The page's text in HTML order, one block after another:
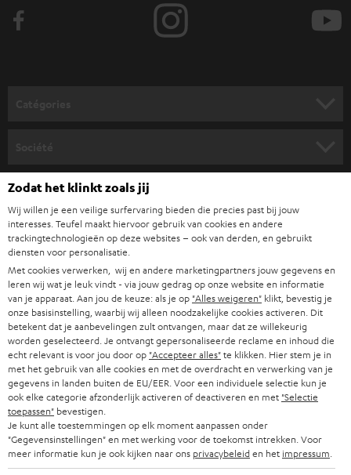
z
à
l
a
n
e
w
s
l
e
t
t
e
r
SYSTEMES COMPLETS HOME CINEMA
BARRES DE SON
STEREO
SMART HOME
BLUETOOTH
CASQUES AUDIO
CASQUES BLUETOOTH AUDIO
SYSTEMES COMPLETS
HAUT PARLEURS
SUPPORT
CARRIÈRES
PRESSE
B2B
BLOG
NEWSLETTER
MAGASINS
AVANTAGES D’ACHAT
L’HISTOIRE DE TEUFEL
Boutiques en ligne Teufel
ALLEMAGNE
AUTRICHE
SUISSE
PAYS-BAS
BELGIQUE
FRANCE
Zodat het klinkt zoals jij
Wij willen je een veilige surfervaring bieden die precies past bij jouw
interesses. Teufel maakt hiervoor gebruik van cookies en andere
trackingtechnologieën op deze websites – ook van derden, en gebruikt
diensten voor personalisatie.
Met cookies verwerken, wij en andere marketingpartners jouw gegevens en
leren wij wat je leuk vindt - via jouw gedrag op onze website en informatie
van je apparaat. Aan jou de keuze: als je op "Alles weigeren" klikt, bevestig je
onze basisinstelling, waarbij wij alleen noodzakelijke cookies activeren. Dit
betekent dat je aanbevelingen zult ontvangen, maar dat ze willekeurig
worden geselecteerd. Je ontvangt gepersonaliseerde reclame en inhoud die
echt relevant is voor jou door op "Accepteer alles"te klikken. Hier stem je in
met het gebruik van alle cookies en met de overdracht en verwerking van je
gegevens in landen buiten de EU/EER. Voor een individuele selectie kun je
ook elke categorie afzonderlijk activeren of deactiveren en met "Selectie
toepassen" bevestigen.
Je kunt alle toestemmingen op elk moment aanpassen onder
"Gegevensinstellingen" en met werking voor de toekomst intrekken. Voor
meer informatie kun je ook kijken naar ons privacybeleiden het impressum